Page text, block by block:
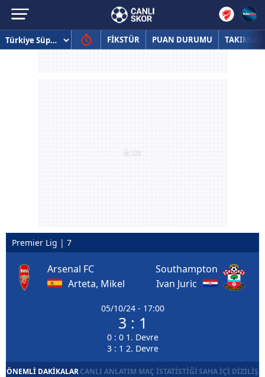
FİKSTÜR PUAN DURUMU TAKIMLAR
Premier Lig | 7
Arsenal FC
Arteta, Mikel
05/10/24 - 17:00
3 : 1
0 : 0 1. Devre
3 : 1 2. Devre
Southampton
Ivan Juric
ÖNEMLI DAKIKALARCANLI ANLATIM MAÇ İSTATISTIĞISAHA İÇI DIZILIŞ